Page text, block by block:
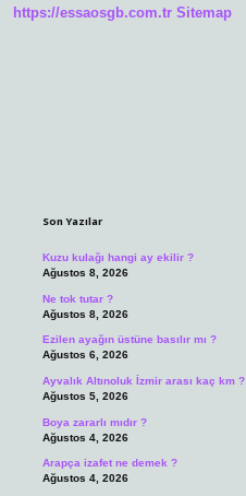
https://essaosgb.com.tr Sitemap
Son Yazılar
Kuzu kulağı hangi ay ekilir ?
Ağustos 8, 2026
Ne tok tutar ?
Ağustos 8, 2026
Ezilen ayağın üstüne basılır mı ?
Ağustos 6, 2026
Ayvalık Altınoluk İzmir arası kaç km ?
Ağustos 5, 2026
Boya zararlı mıdır ?
Ağustos 4, 2026
Arapça izafet ne demek ?
Ağustos 4, 2026